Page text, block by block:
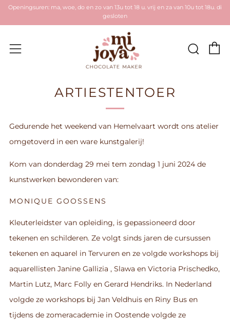
Openingsuren: ma, woe, do en zo van 13u tot 18 u. vrij en za van 10u tot 18u. di
gesloten
Menu Zoek
ARTIESTENTOER
Gedurende het weekend van Hemelvaart wordt ons atelier
omgetoverd in een ware kunstgalerij!
Kom van donderdag 29 mei tem zondag 1 juni 2024 de
kunstwerken bewonderen van:
MONIQUE GOOSSENS
Kleuterleidster van opleiding, is gepassioneerd door
tekenen en schilderen. Ze volgt sinds jaren de cursussen
tekenen en aquarel in Tervuren en ze volgde workshops bij
aquarellisten Janine Gallizia , Slawa en Victoria Prischedko,
Martin Lutz, Marc Folly en Gerard Hendriks. In Nederland
volgde ze workshops bij Jan Veldhuis en Riny Bus en
tijdens de zomeracademie in Oostende volgde ze